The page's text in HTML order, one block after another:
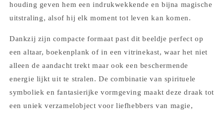
houding geven hem een indrukwekkende en bijna magische
uitstraling, alsof hij elk moment tot leven kan komen.
Dankzij zijn compacte formaat past dit beeldje perfect op
een altaar, boekenplank of in een vitrinekast, waar het niet
alleen de aandacht trekt maar ook een beschermende
energie lijkt uit te stralen. De combinatie van spirituele
symboliek en fantasierijke vormgeving maakt deze draak tot
een uniek verzamelobject voor liefhebbers van magie,